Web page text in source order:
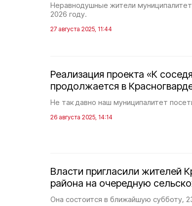
Неравнодушные жители
2026 году.
27 августа 2025, 11:44
Реализация проекта «К
продолжается в
Не так давно наш муниципалитет
26 августа 2025, 14:14
Власти пригласили жителей
района на очередную
Она состоится в ближайшую субботу,